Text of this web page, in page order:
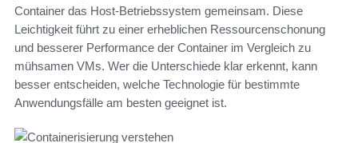
Container das Host-Betriebssystem gemeinsam. Diese
Leichtigkeit führt zu einer erheblichen Ressourcenschonung
und besserer Performance der Container im Vergleich zu
mühsamen VMs. Wer die Unterschiede klar erkennt, kann
besser entscheiden, welche Technologie für bestimmte
Anwendungsfälle am besten geeignet ist.